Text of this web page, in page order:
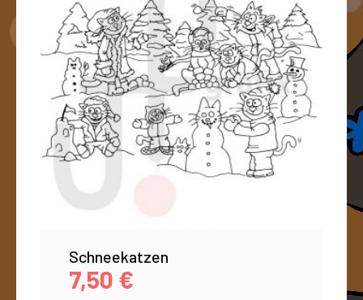
Schneekatzen
7,50 €